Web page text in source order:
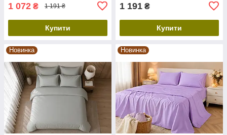
1 072 ₴ 1 191 ₴
Купити
1 191 ₴
Купити
Новинка Новинка